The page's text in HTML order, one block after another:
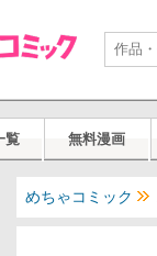
覧 無料漫画
めちゃコミック